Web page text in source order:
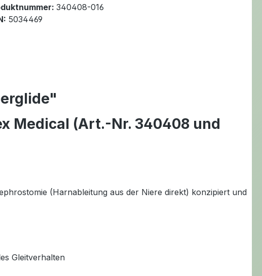
340408-016
5034469
Medical (Art.-Nr. 340408 und
(Harnableitung aus der Niere direkt) konzipiert und
Gleitverhalten